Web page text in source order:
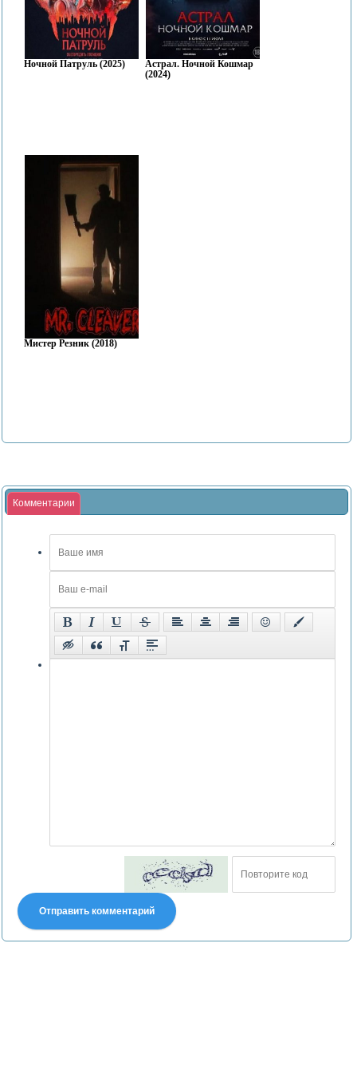
Ночной Патруль (2025)
Астрал. Ночной Кошмар
(2024)
Мистер Резник (2018)
Комментарии
Отправить комментарий